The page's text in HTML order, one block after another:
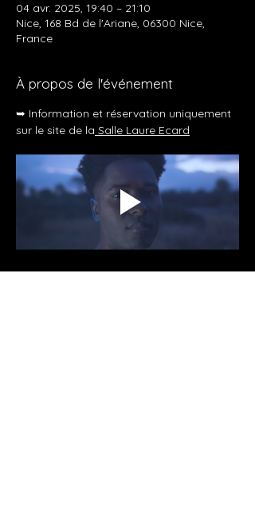
04 avr. 2025, 19:40 – 21:10
Nice, 168 Bd de l'Ariane, 06300 Nice,
France
À propos de l'événement
➥ Information et réservation uniquement
sur le site de la Salle Laure Ecard